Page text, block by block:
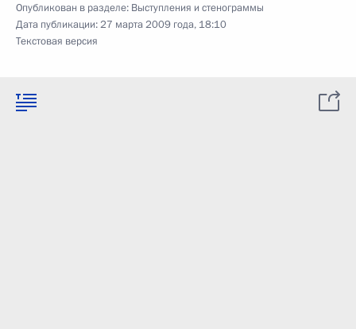
Опубликован в разделе: Выступления и стенограммы
Дата публикации:27 марта 2009 года, 18:10
Текстовая версия